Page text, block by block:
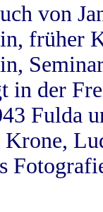
von
früher
in der
Fulda